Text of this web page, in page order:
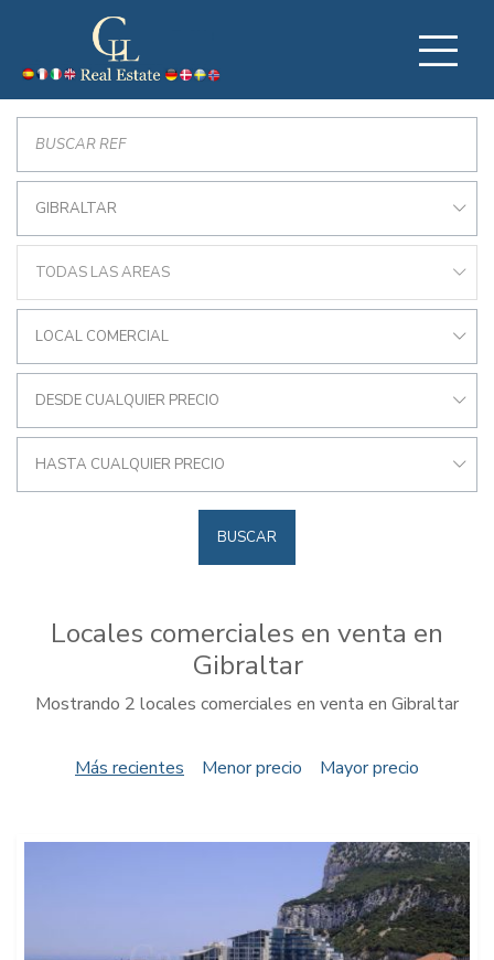
GIBRALTAR
TODAS LAS AREAS
LOCAL COMERCIAL
DESDE CUALQUIER PRECIO
HASTA CUALQUIER PRECIO
BUSCAR
Locales comerciales en venta en
Gibraltar
Mostrando 2 locales comerciales en venta en Gibraltar
Más recientes Menor precio Mayor precio